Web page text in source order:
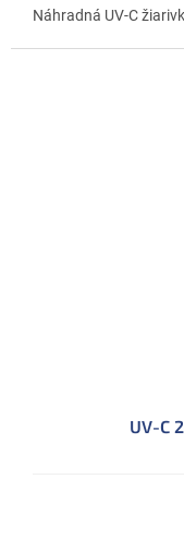
z
Náhradná UV-C
UV-C